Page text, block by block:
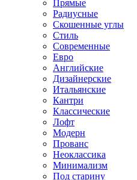
Прямые
Радиусные
Скошенные углы
Стиль
Современные
Евро
Английские
Дизайнерские
Итальянские
Кантри
Классические
Лофт
Модерн
Прованс
Неоклассика
Минимализм
Под старину